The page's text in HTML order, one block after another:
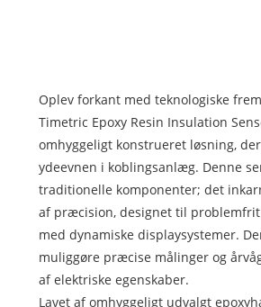
Oplev forkant med teknologiske
Timetric Epoxy Resin Insulation
omhyggeligt konstrueret løsning,
ydeevnen i koblingsanlæg. Denne
traditionelle komponenter; det
af præcision, designet til
med dynamiske displaysystemer.
muliggøre præcise målinger og
af elektriske egenskaber.
Lavet af omhyggeligt udvalgt